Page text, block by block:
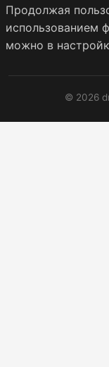
Продолжая
использованием
можно в
© 2026